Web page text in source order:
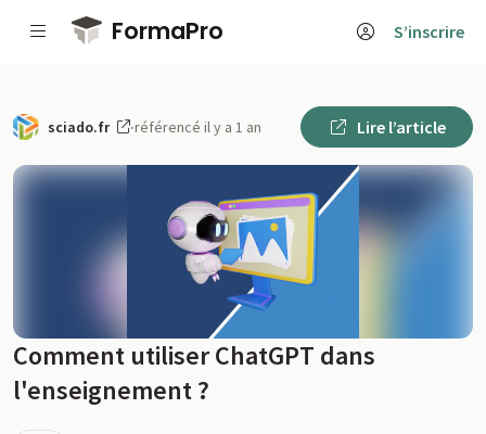
Passer au contenu principal
FormaPro S’inscrire
sciado.fr ·référencé il y a 1 an Lire l’article
Comment utiliser ChatGPT dans
l'enseignement ?